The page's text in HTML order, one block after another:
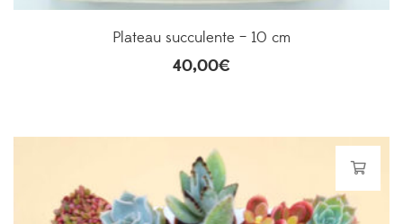
Plateau succulente – 10 cm
40,00€